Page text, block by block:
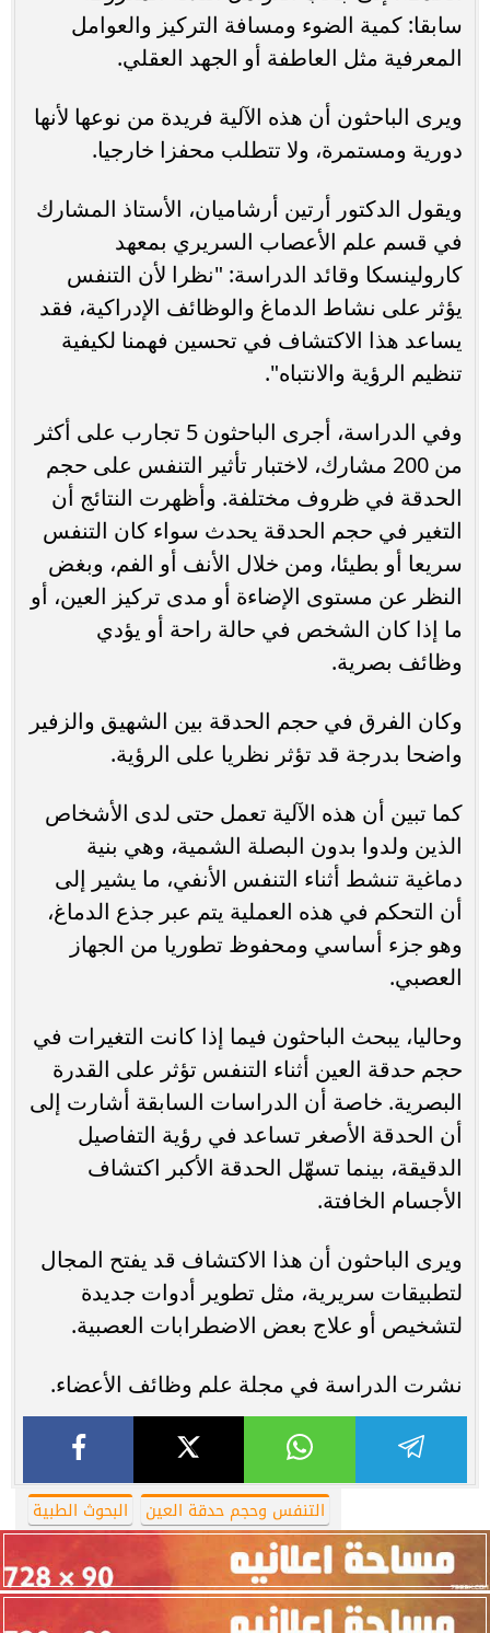
سابقا: كمية الضوء ومسافة التركيز والعوامل
المعرفية مثل العاطفة أو الجهد العقلي.
ويرى الباحثون أن هذه الآلية فريدة من نوعها لأنها
دورية ومستمرة، ولا تتطلب محفزا خارجيا.
ويقول الدكتور أرتين أرشاميان، الأستاذ المشارك
في قسم علم الأعصاب السريري بمعهد
كارولينسكا وقائد الدراسة: "نظرا لأن التنفس
يؤثر على نشاط الدماغ والوظائف الإدراكية، فقد
يساعد هذا الاكتشاف في تحسين فهمنا لكيفية
تنظيم الرؤية والانتباه".
وفي الدراسة، أجرى الباحثون 5 تجارب على أكثر
من 200 مشارك، لاختبار تأثير التنفس على حجم
الحدقة في ظروف مختلفة. وأظهرت النتائج أن
التغير في حجم الحدقة يحدث سواء كان التنفس
سريعا أو بطيئا، ومن خلال الأنف أو الفم، وبغض
النظر عن مستوى الإضاءة أو مدى تركيز العين، أو
ما إذا كان الشخص في حالة راحة أو يؤدي
وظائف بصرية.
وكان الفرق في حجم الحدقة بين الشهيق والزفير
واضحا بدرجة قد تؤثر نظريا على الرؤية.
كما تبين أن هذه الآلية تعمل حتى لدى الأشخاص
الذين ولدوا بدون البصلة الشمية، وهي بنية
دماغية تنشط أثناء التنفس الأنفي، ما يشير إلى
أن التحكم في هذه العملية يتم عبر جذع الدماغ،
وهو جزء أساسي ومحفوظ تطوريا من الجهاز
العصبي.
وحاليا، يبحث الباحثون فيما إذا كانت التغيرات في
حجم حدقة العين أثناء التنفس تؤثر على القدرة
البصرية. خاصة أن الدراسات السابقة أشارت إلى
أن الحدقة الأصغر تساعد في رؤية التفاصيل
الدقيقة، بينما تسهّل الحدقة الأكبر اكتشاف
الأجسام الخافتة.
ويرى الباحثون أن هذا الاكتشاف قد يفتح المجال
لتطبيقات سريرية، مثل تطوير أدوات جديدة
لتشخيص أو علاج بعض الاضطرابات العصبية.
نشرت الدراسة في مجلة علم وظائف الأعضاء.
التنفس وحجم حدقة العين البحوث الطبية